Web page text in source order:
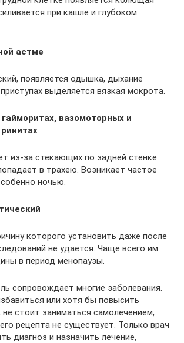
при кашле и глубоком
астме
появляется одышка, дыхание
выделяется вязкая мокрота.
гайморитах, вазомоторных и
из-за стекающих по задней стенке
в трахею. Возникает частое
ночью.
которого установить даже после
не удается. Чаще всего им
в период менопаузы.
сопровождает многие заболевания.
или хотя бы повысить
стоит заниматься самолечением,
рецепта не существует. Только врач
диагноз и назначить лечение,